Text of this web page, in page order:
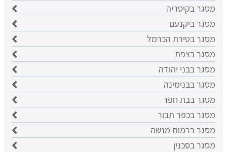
מסגר בקיסריה
מסגר ביקנעם
מסגר בטירת הכרמל
מסגר בצפת
מסגר בבני יהודה
מסגר בבנימינה
מסגר בבת חפר
מסגר בכפר תבור
מסגר ברמות מנשה
מסגר בסכנין